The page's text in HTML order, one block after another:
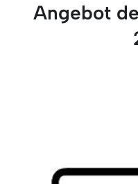
Angebot